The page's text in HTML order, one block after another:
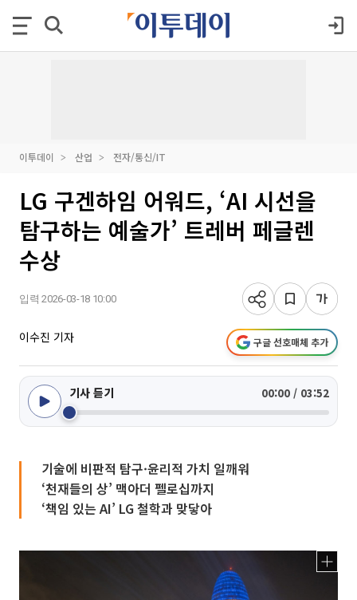
이투데이 산업 전자/통신/IT
LG 구겐하임 어워드, ‘AI 시선을
탐구하는 예술가’ 트레버 페글렌
수상
입력 2026-03-18 10:00
이수진 기자 구글 선호매체 추가
기사 듣기 00:00 / 03:52
기술에 비판적 탐구·윤리적 가치 일깨워
‘천재들의 상’ 맥아더 펠로십까지
‘책임 있는 AI’ LG 철학과 맞닿아